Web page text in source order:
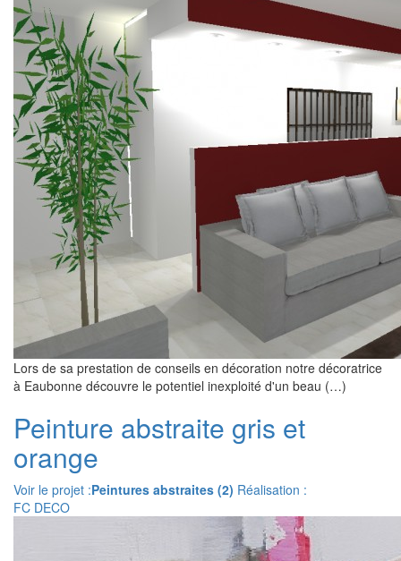
Lors de sa prestation de conseils en décoration notre décoratrice
à Eaubonne découvre le potentiel inexploité d'un beau (…)
Peinture abstraite gris et
orange
Voir le projet :Peintures abstraites (2) Réalisation :
FC DECO